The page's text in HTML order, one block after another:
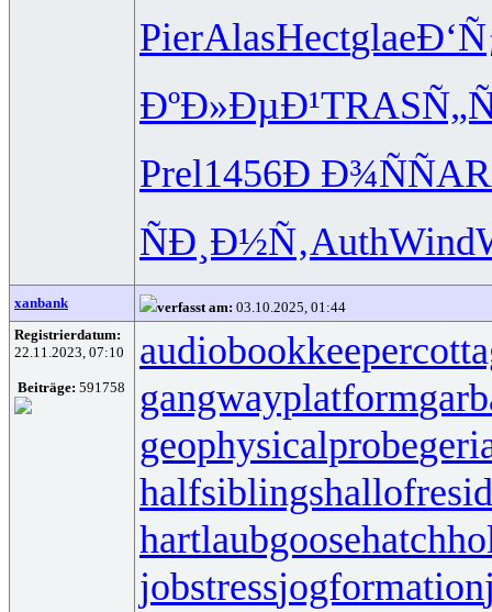
PierAlasHectglae
ÐºÐ»ÐµÐ¹TRAS
Prel1456Ð Ð¾ÑÑ
ÑÐ¸Ð½Ñ‚AuthWind
xanbank verfasst am: 03.10.2025, 01:44
Registrierdatum:
22.11.2023, 07:10
Beiträge: 591758
audiobookkeeper
gangwayplatform
geophysicalprobe
halfsiblings
hartlaubgoose
jobstressjogformation